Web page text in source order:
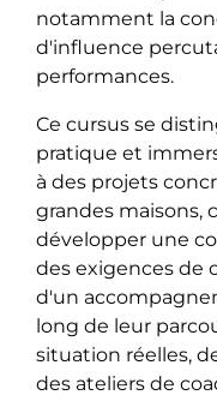
notamment la
d'influence
performances.
Ce cursus se
pratique et
à des projets
grandes maisons,
développer une
des exigences de
d'un
long de leur
situation réelles,
des ateliers de